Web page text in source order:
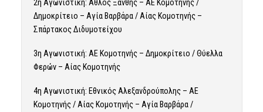
2η Αγωνιστική: Άθλος Ξάνθης – ΑΕ Κομοτηνής /
Δημοκρίτειο – Αγία Βαρβάρα / Αίας Κομοτηνής –
Σπάρτακος Διδυμοτείχου
3η Αγωνιστική: ΑΕ Κομοτηνής – Δημοκρίτειο / Θύελλα
Φερών – Αίας Κομοτηνής
4η Αγωνιστική: Εθνικός Αλεξανδρούπολης – ΑΕ
Κομοτηνής / Αίας Κομοτηνής – Αγία Βαρβάρα /